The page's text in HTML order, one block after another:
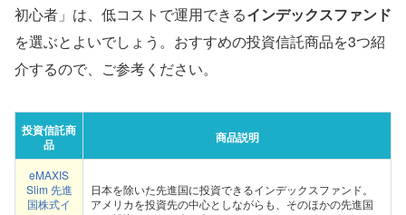
初心者」は、低コストで運用できるインデックスファンド
を選ぶとよいでしょう。おすすめの投資信託商品を3つ紹
介するので、ご参考ください。
投資信託商
品
商品説明
eMAXIS
Slim 先進
国株式イ
日本を除いた先進国に投資できるインデックスファンド。
アメリカを投資先の中心としながらも、そのほかの先進国